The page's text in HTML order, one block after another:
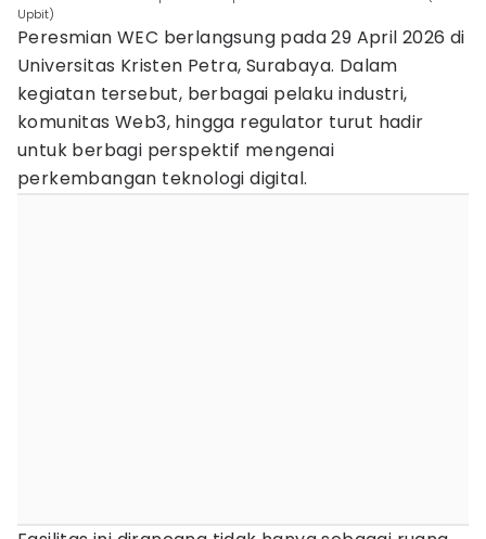
Upbit)
Peresmian WEC berlangsung pada 29 April 2026 di
Universitas Kristen Petra, Surabaya. Dalam
kegiatan tersebut, berbagai pelaku industri,
komunitas Web3, hingga regulator turut hadir
untuk berbagi perspektif mengenai
perkembangan teknologi digital.